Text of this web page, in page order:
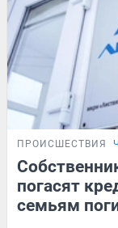
ПРОИСШЕСТВИЯ
погасят
семьям